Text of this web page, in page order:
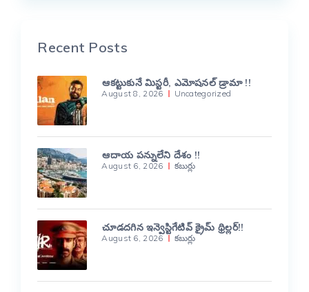
Recent Posts
ఆకట్టుకునే మిస్టరీ, ఎమోషనల్ డ్రామా !!
August 8, 2026 Uncategorized
ఆదాయ పన్నులేని దేశం !!
August 6, 2026 కబుర్లు
చూడదగిన ఇన్వెస్టిగేటివ్ క్రైమ్ థ్రిల్లర్!!
August 6, 2026 కబుర్లు